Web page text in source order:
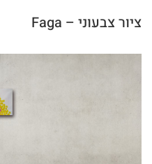
ציור צבעוני – Faga